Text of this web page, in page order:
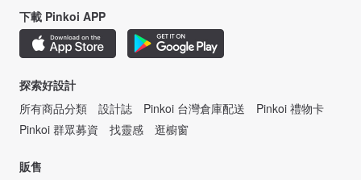
下載 Pinkoi APP
探索好設計
所有商品分類
設計誌 Pinkoi 台灣倉庫配送
Pinkoi 禮物卡
Pinkoi 群眾募資
找靈感 逛櫥窗
販售